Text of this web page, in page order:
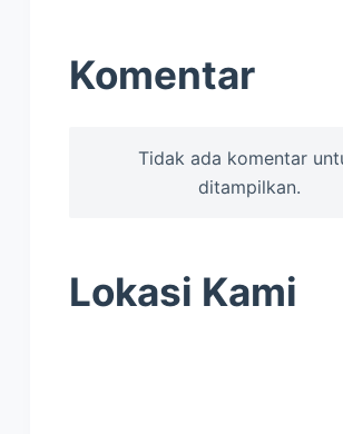
Komentar
Tidak ada komentar
ditampilkan.
Lokasi Kami